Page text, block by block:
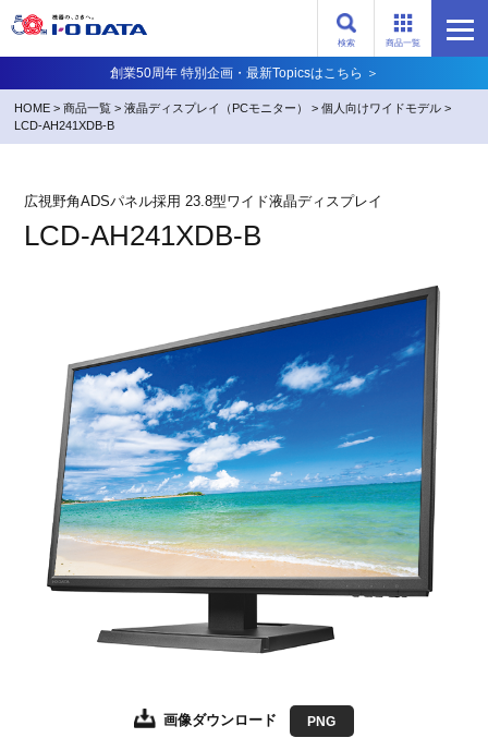
検索 商品一覧
創業50周年 特別企画・最新Topicsはこちら ＞
HOME >商品一覧 >液晶ディスプレイ（PCモニター） >個人向けワイドモデル >
LCD-AH241XDB-B
広視野角ADSパネル採用 23.8型ワイド液晶ディスプレイ
LCD-AH241XDB-B
画像ダウンロード PNG
画像ダウンロード JPEG EPS形式
画像ダウンロード JPEG EPS形式
画像ダウンロード JPEG EPS形式
画像ダウンロード JPEG EPS形式